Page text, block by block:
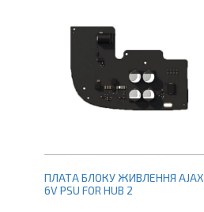
ПЛАТА БЛОКУ ЖИВЛЕННЯ AJAX
6V PSU FOR HUB 2